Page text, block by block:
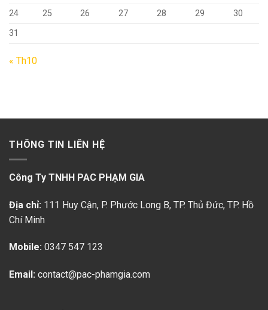
24
25 26 27 28 29
30
31
« Th10
THÔNG TIN LIÊN HỆ
Công Ty TNHH PAC PHẠM GIA
Địa chỉ: 111 Huy Cận, P. Phước Long B, TP. Thủ Đức, TP. Hồ
Chí Minh
Mobile: 0347 547 123
Email: contact@pac-phamgia.com